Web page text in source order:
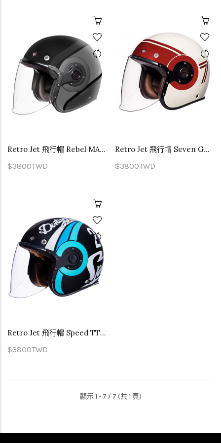
Retro Jet 飛行帽 Rebel MA266
$3800TWD
Retro Jet 飛行帽 Seven GL130
$3800TWD
Retro Jet 飛行帽 Speed TT MA215
$3800TWD
顯示 1 - 7 / 7 (共 1 頁)